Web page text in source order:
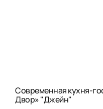
Современная кухня-
Двор» "Джейн"